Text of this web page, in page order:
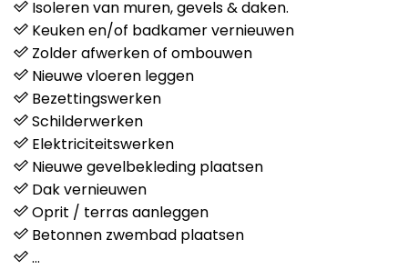
Isoleren van muren, gevels & daken.
Keuken en/of badkamer vernieuwen
Zolder afwerken of ombouwen
Nieuwe vloeren leggen
Bezettingswerken
Schilderwerken
Elektriciteitswerken
Nieuwe gevelbekleding plaatsen
Dak vernieuwen
Oprit / terras aanleggen
Betonnen zwembad plaatsen
…